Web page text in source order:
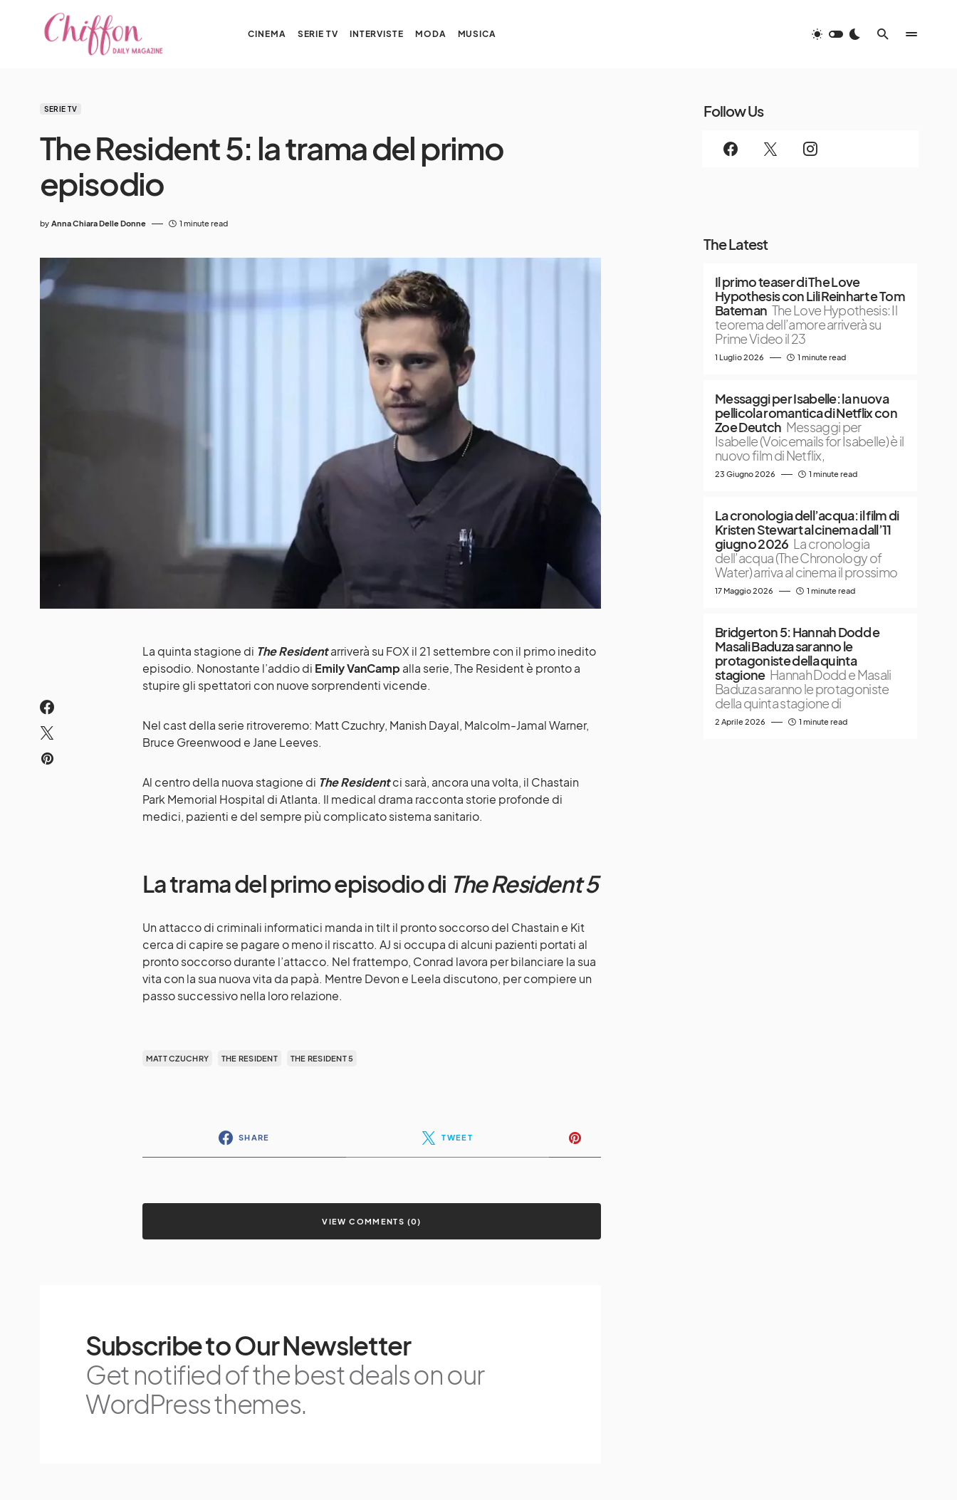
CINEMA SERIE TV INTERVISTE MODA MUSICA
SERIE TV
The Resident 5: la trama del primo
episodio
by Anna Chiara Delle Donne 1 minute read
La quinta stagione di The Residentarriverà su FOX il 21 settembre con il primo inedito
episodio. Nonostante l’addio di Emily VanCamp alla serie, The Resident è pronto a
stupire gli spettatori con nuove sorprendenti vicende.
Nel cast della serie ritroveremo: Matt Czuchry, Manish Dayal, Malcolm-Jamal Warner,
Bruce Greenwood e Jane Leeves.
Al centro della nuova stagione di The Residentci sarà, ancora una volta, il Chastain
Park Memorial Hospital di Atlanta. Il medical drama racconta storie profonde di
medici, pazienti e del sempre più complicato sistema sanitario.
La trama del primo episodio di The Resident 5
Un attacco di criminali informatici manda in tilt il pronto soccorso del Chastain e Kit
cerca di capire se pagare o meno il riscatto. AJ si occupa di alcuni pazienti portati al
pronto soccorso durante l’attacco. Nel frattempo, Conrad lavora per bilanciare la sua
vita con la sua nuova vita da papà. Mentre Devon e Leela discutono, per compiere un
passo successivo nella loro relazione.
MATT CZUCHRY THE RESIDENT THE RESIDENT 5
SHARE TWEET
VIEW COMMENTS (0)
Subscribe to Our Newsletter
Get notified of the best deals on our
WordPress themes.
Follow Us
The Latest
Il primo teaser di The Love
Hypothesis con Lili Reinhart e Tom
Bateman The Love Hypothesis: Il
teorema dell’amore arriverà su
Prime Video il 23
1 Luglio 2026 1 minute read
Messaggi per Isabelle: la nuova
pellicola romantica di Netflix con
Zoe Deutch Messaggi per
Isabelle (Voicemails for Isabelle) è il
nuovo film di Netflix,
23 Giugno 2026 1 minute read
La cronologia dell’acqua: il film di
Kristen Stewart al cinema dall’11
giugno 2026 La cronologia
dell’acqua (The Chronology of
Water) arriva al cinema il prossimo
17 Maggio 2026 1 minute read
Bridgerton 5: Hannah Dodd e
Masali Baduza saranno le
protagoniste della quinta
stagione Hannah Dodd e Masali
Baduza saranno le protagoniste
della quinta stagione di
2 Aprile 2026 1 minute read